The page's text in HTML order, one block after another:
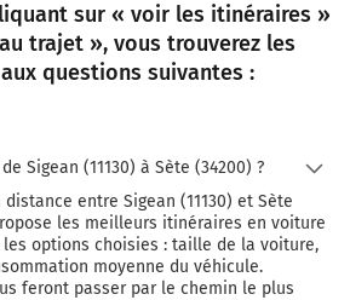
sur « voir les itinéraires »
trajet », vous trouverez les
questions suivantes :
Sigean (11130) à Sète (34200) ?
entre Sigean (11130) et Sète
les meilleurs itinéraires en voiture
options choisies : taille de la voiture,
moyenne du véhicule.
feront passer par le chemin le plus